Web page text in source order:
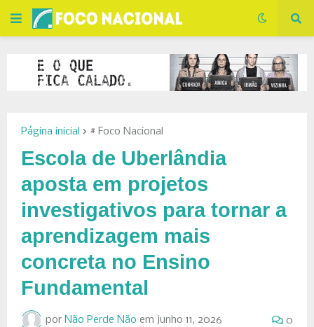
Página inicial # Foco Nacional
Escola de Uberlândia
aposta em projetos
investigativos para tornar a
aprendizagem mais
concreta no Ensino
Fundamental
por Não Perde Não em junho 11, 2026 0